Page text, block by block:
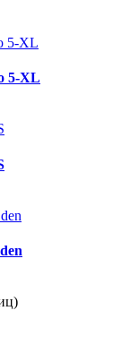
5-XL